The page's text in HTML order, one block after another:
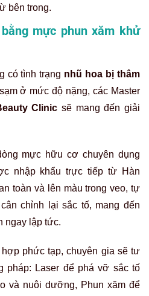
bên trong.
mực phun xăm khử
có tình trạng nhũ hoa bị thâm
ở mức độ nặng, các Master
Clinic sẽ mang đến giải
mực hữu cơ chuyên dụng
nhập khẩu trực tiếp từ Hàn
toàn và lên màu trong veo, tự
chỉnh lại sắc tố, mang đến
ngay lập tức.
phức tạp, chuyên gia sẽ tư
pháp: Laser để phá vỡ sắc tố
và nuôi dưỡng, Phun xăm để